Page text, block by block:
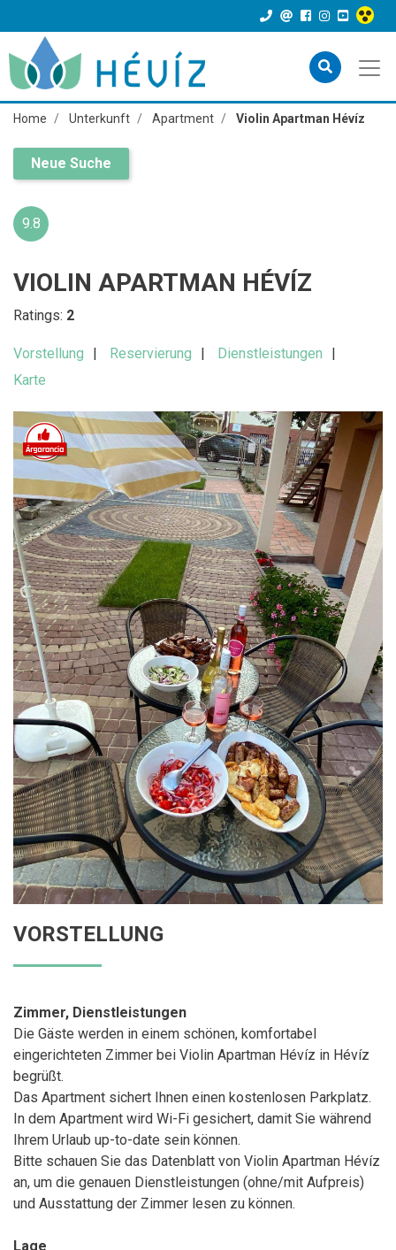
Home Unterkunft Apartment Violin Apartman Hévíz
Neue Suche
9.8
VIOLIN APARTMAN HÉVÍZ
Ratings: 2
Vorstellung Reservierung
Dienstleistungen
Karte
VORSTELLUNG
Zimmer, Dienstleistungen
Die Gäste werden in einem schönen, komfortabel
eingerichteten Zimmer bei Violin Apartman Hévíz in Hévíz
begrüßt.
Das Apartment sichert Ihnen einen kostenlosen Parkplatz.
In dem Apartment wird Wi-Fi gesichert, damit Sie während
Ihrem Urlaub up-to-date sein können.
Bitte schauen Sie das Datenblatt von Violin Apartman Hévíz
an, um die genauen Dienstleistungen (ohne/mit Aufpreis)
und Ausstattung der Zimmer lesen zu können.
Lage